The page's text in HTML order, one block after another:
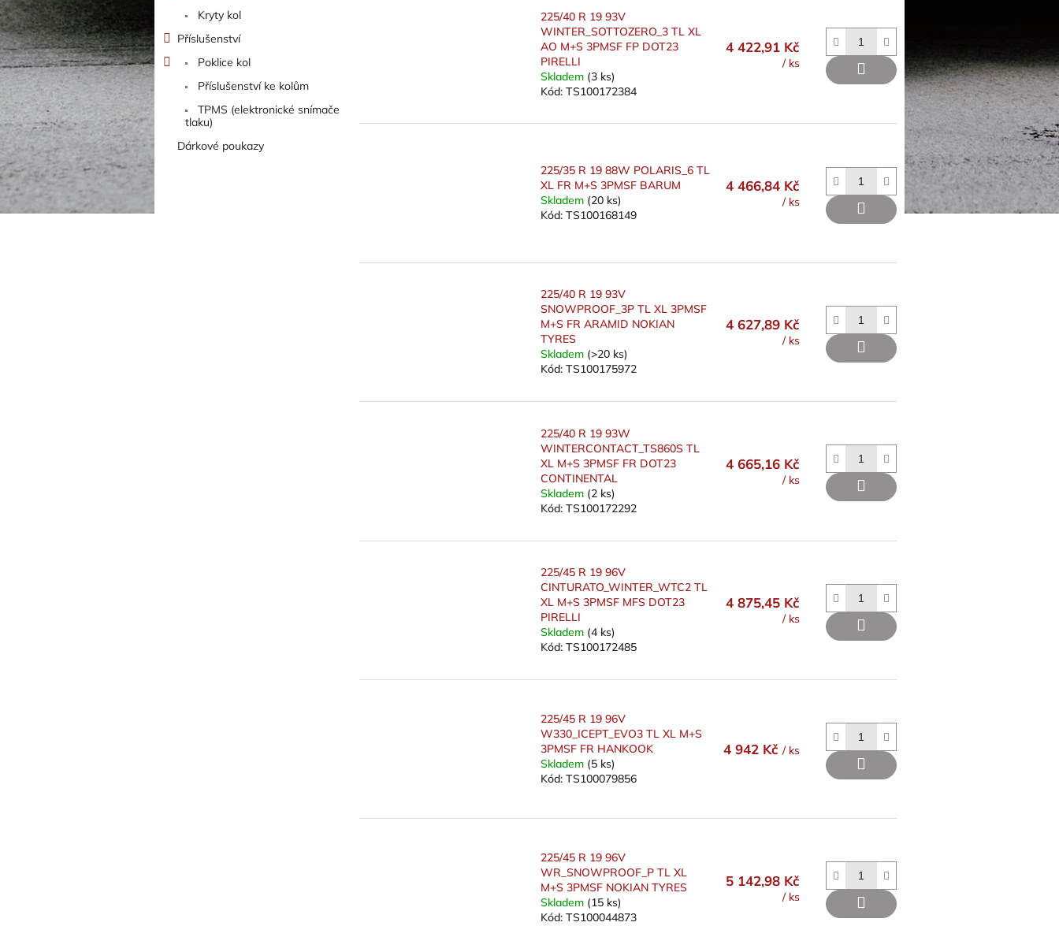
Kryty kol
Příslušenství
Poklice kol
Příslušenství ke kolům
TPMS (elektronické snímače
tlaku)
Dárkové poukazy
225/40 R 19 93V
WINTER_SOTTOZERO_3 TL XL
AO M+S 3PMSF FP DOT23
PIRELLI
Skladem (3 ks)
Kód: TS100172384
4 422,91 Kč
/ ks
225/35 R 19 88W POLARIS_6 TL
XL FR M+S 3PMSF BARUM
Skladem (20 ks)
Kód: TS100168149
4 466,84 Kč
/ ks
225/40 R 19 93V
SNOWPROOF_3P TL XL 3PMSF
M+S FR ARAMID NOKIAN
TYRES
Skladem (>20 ks)
Kód: TS100175972
4 627,89 Kč
/ ks
225/40 R 19 93W
WINTERCONTACT_TS860S TL
XL M+S 3PMSF FR DOT23
CONTINENTAL
Skladem (2 ks)
Kód: TS100172292
4 665,16 Kč
/ ks
225/45 R 19 96V
CINTURATO_WINTER_WTC2 TL
XL M+S 3PMSF MFS DOT23
PIRELLI
Skladem (4 ks)
Kód: TS100172485
4 875,45 Kč
/ ks
225/45 R 19 96V
W330_ICEPT_EVO3 TL XL M+S
3PMSF FR HANKOOK
Skladem (5 ks)
Kód: TS100079856
4 942 Kč / ks
225/45 R 19 96V
WR_SNOWPROOF_P TL XL
M+S 3PMSF NOKIAN TYRES
Skladem (15 ks)
Kód: TS100044873
5 142,98 Kč
/ ks